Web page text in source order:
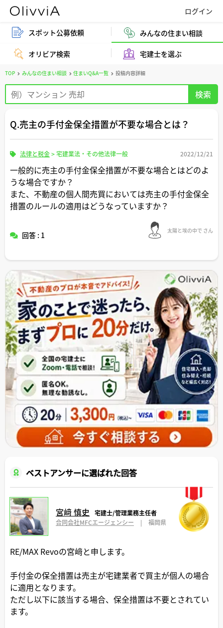
スポット公募依頼 みんなの住まい相談
オリビア検索 宅建士を選ぶ
TOP みんなの住まい相談 住まいQ&A一覧 投稿内容詳細
Q.売主の手付金保全措置が不要な場合とは？
法律と税金>宅建業法・その他法律一般 2022/12/21
一般的に売主の手付金保全措置が不要な場合とはどのよ
うな場合ですか？
また、不動産の個人間売買においては売主の手付金保全
措置のルールの適用はどうなっていますか？
回答 : 1 太陽と埃の中で さん
ベストアンサーに選ばれた回答
宮﨑 慎史
宅建士/管理業務主任者
合同会社MFCエージェンシー
| 福岡県
RE/MAX Revoの宮﨑と申します。
手付金の保全措置は売主が宅建業者で買主が個人の場合
に適用となります。
ただし以下に該当する場合、保全措置は不要とされてい
ます。